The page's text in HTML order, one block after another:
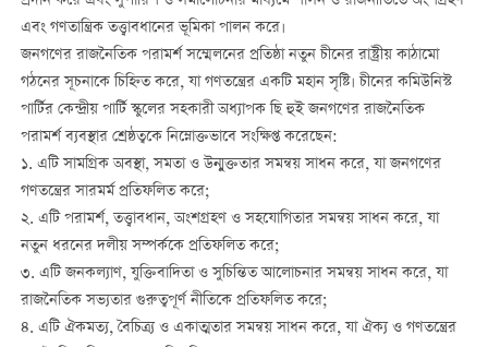
এবং গণতান্ত্রিক তত্ত্বাবধানের ভূমিকা পালন করে।
জনগণের রাজনৈতিক পরামর্শ সম্মেলনের প্রতিষ্ঠা নতুন চীনের রাষ্ট্রীয় কাঠামো
গঠনের সূচনাকে চিহ্নিত করে, যা গণতন্ত্রের একটি মহান সৃষ্টি। চীনের কমিউনিস্ট
পার্টির কেন্দ্রীয় পার্টি স্কুলের সহকারী অধ্যাপক ছি হুই জনগণের রাজনৈতিক
পরামর্শ ব্যবস্থার শ্রেষ্ঠত্বকে নিম্নোক্তভাবে সংক্ষিপ্ত করেছেন:
১. এটি সামগ্রিক অবস্থা, সমতা ও উন্মুক্ততার সমন্বয় সাধন করে, যা জনগণের
গণতন্ত্রের সারমর্ম প্রতিফলিত করে;
২. এটি পরামর্শ, তত্ত্বাবধান, অংশগ্রহণ ও সহযোগিতার সমন্বয় সাধন করে, যা
নতুন ধরনের দলীয় সম্পর্ককে প্রতিফলিত করে;
৩. এটি জনকল্যাণ, যুক্তিবাদিতা ও সুচিন্তিত আলোচনার সমন্বয় সাধন করে, যা
রাজনৈতিক সভ্যতার গুরুত্বপূর্ণ নীতিকে প্রতিফলিত করে;
৪. এটি ঐকমত্য, বৈচিত্র্য ও একাত্মতার সমন্বয় সাধন করে, যা ঐক্য ও গণতন্ত্রের